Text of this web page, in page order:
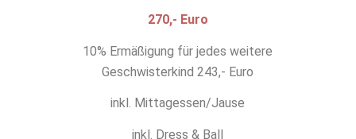
270,- Euro
10% Ermäßigung für jedes weitere
Geschwisterkind 243,- Euro
inkl. Mittagessen/Jause
inkl. Dress & Ball